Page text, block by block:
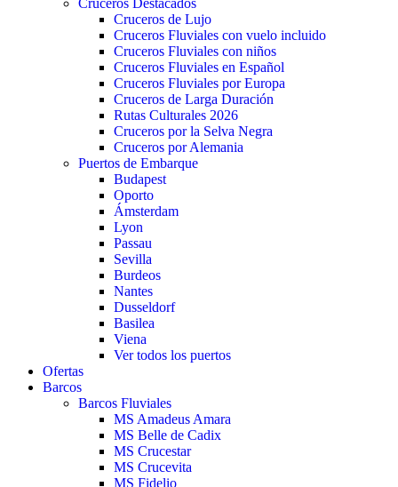
Cruceros Destacados
Cruceros de Lujo
Cruceros Fluviales con vuelo incluido
Cruceros Fluviales con niños
Cruceros Fluviales en Español
Cruceros Fluviales por Europa
Cruceros de Larga Duración
Rutas Culturales 2026
Cruceros por la Selva Negra
Cruceros por Alemania
Puertos de Embarque
Budapest
Oporto
Ámsterdam
Lyon
Passau
Sevilla
Burdeos
Nantes
Dusseldorf
Basilea
Viena
Ver todos los puertos
Ofertas
Barcos
Barcos Fluviales
MS Amadeus Amara
MS Belle de Cadix
MS Crucestar
MS Crucevita
MS Fidelio